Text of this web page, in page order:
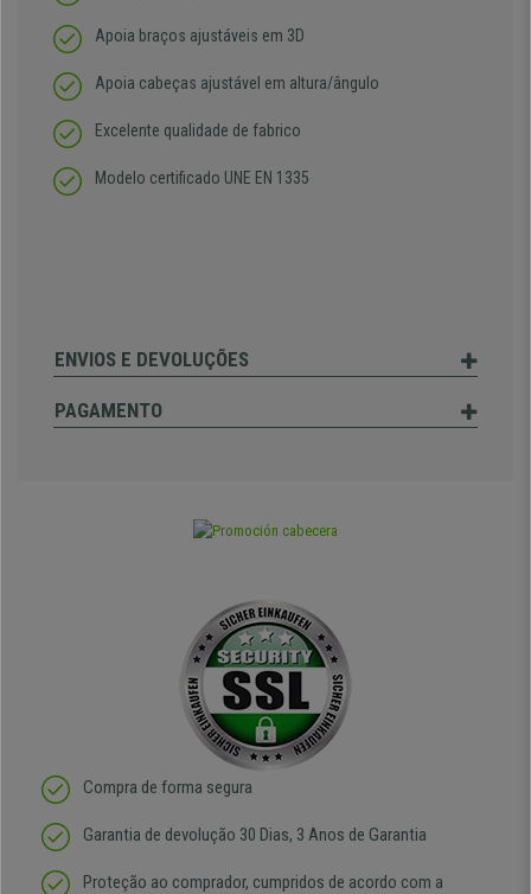
Apoia braços ajustáveis em 3D
Apoia cabeças ajustável em altura/ângulo
Excelente qualidade de fabrico
Modelo certificado UNE EN 1335
ENVIOS E DEVOLUÇÕES
PAGAMENTO
Compra de forma segura
Garantia de devolução 30 Dias, 3 Anos de Garantia
Proteção ao comprador, cumpridos de acordo com a